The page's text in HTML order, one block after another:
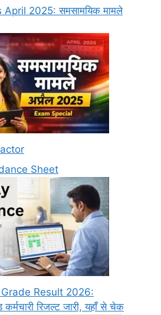
2025: समसामयिक मामले
Sheet
Result 2026:
रिजल्ट जारी, यहाँ से चेक